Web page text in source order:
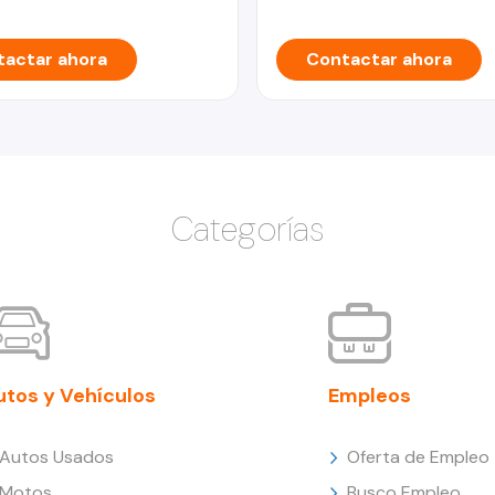
ahora Contactar ahora
Categorías
y Vehículos
Usados
Empleos
Oferta de Empleo